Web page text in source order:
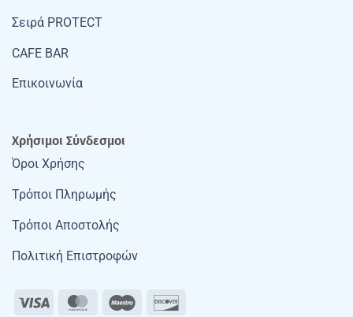
Σειρά PROTECT
CAFE BAR
Επικοινωνία
Χρήσιμοι Σύνδεσμοι
Όροι Χρήσης
Τρόποι Πληρωμής
Τρόποι Αποστολής
Πολιτική Επιστροφών
Visa MasterCardMaestro